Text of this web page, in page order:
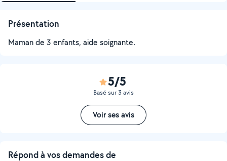
Présentation
Maman de 3 enfants, aide soignante.
5/5
Basé sur 3 avis
Voir ses avis
Répond à vos demandes de